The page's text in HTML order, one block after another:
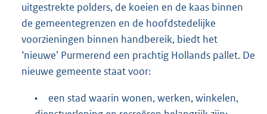
uitgestrekte polders, de koeien en de kaas binnen
de gemeentegrenzen en de hoofdstedelijke
voorzieningen binnen handbereik, biedt het
‘nieuwe’ Purmerend een prachtig Hollands pallet. De
nieuwe gemeente staat voor:
•
een stad waarin wonen, werken, winkelen,